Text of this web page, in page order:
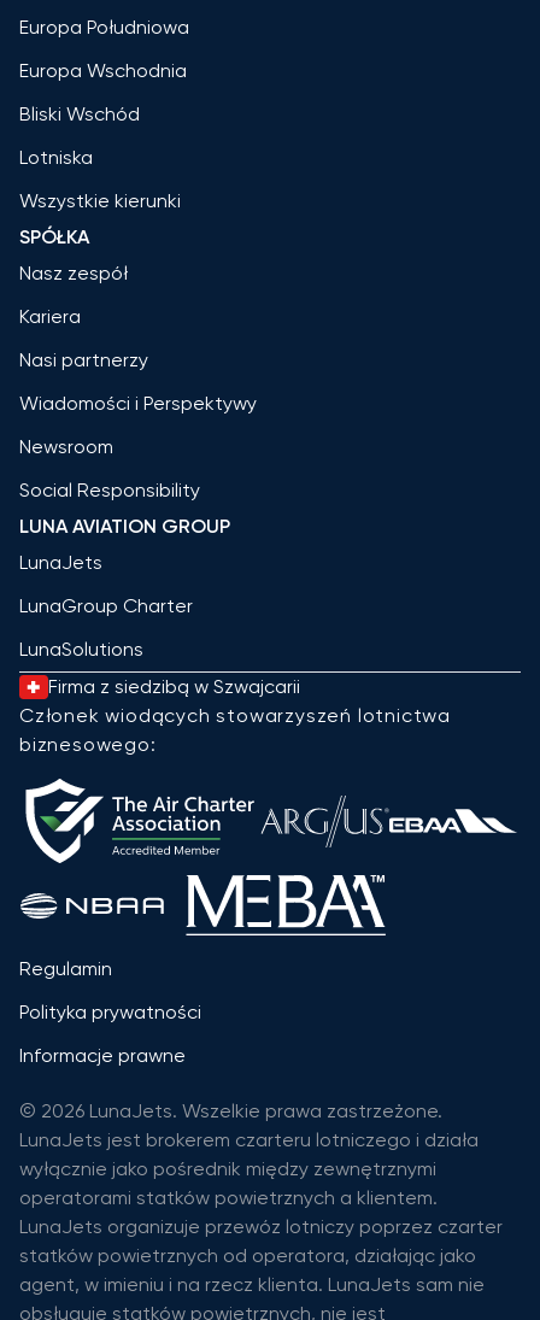
Europa Południowa
Europa Wschodnia
Bliski Wschód
Lotniska
Wszystkie kierunki
SPÓŁKA
Nasz zespół
Kariera
Nasi partnerzy
Wiadomości i Perspektywy
Newsroom
Social Responsibility
LUNA AVIATION GROUP
LunaJets
LunaGroup Charter
LunaSolutions
Firma z siedzibą w Szwajcarii
Członek wiodących stowarzyszeń lotnictwa
biznesowego:
Regulamin
Polityka prywatności
Informacje prawne
© 2026 LunaJets. Wszelkie prawa zastrzeżone.
LunaJets jest brokerem czarteru lotniczego i działa
wyłącznie jako pośrednik między zewnętrznymi
operatorami statków powietrznych a klientem.
LunaJets organizuje przewóz lotniczy poprzez czarter
statków powietrznych od operatora, działając jako
agent, w imieniu i na rzecz klienta. LunaJets sam nie
obsługuje statków powietrznych, nie jest